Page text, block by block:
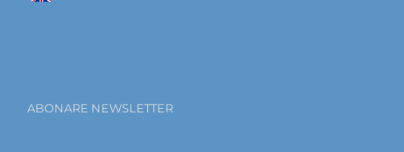
ABONARE NEWSLETTER